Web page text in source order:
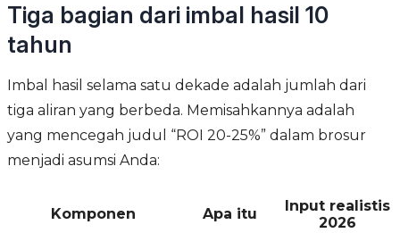
Tiga bagian dari imbal hasil 10
tahun
Imbal hasil selama satu dekade adalah jumlah dari
tiga aliran yang berbeda. Memisahkannya adalah
yang mencegah judul “ROI 20-25%” dalam brosur
menjadi asumsi Anda:
Komponen Apa itu
Input realistis
2026